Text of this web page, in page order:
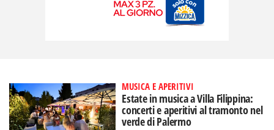
MUSICA E APERITIVI
Estate in musica a Villa Filippina:
concerti e aperitivi al tramonto nel
verde di Palermo